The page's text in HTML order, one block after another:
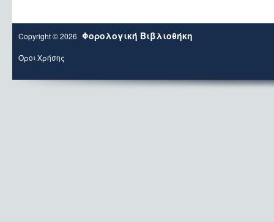
Copyright © 2026 Φορολογική Βιβλιοθήκη
Όροι Χρήσης